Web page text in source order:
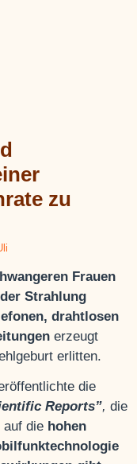
zu
Frauen
der Strahlung
drahtlosen
erzeugt
erlitten.
die
Reports”,die
auf die hohen